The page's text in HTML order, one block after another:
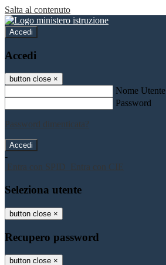
Salta al contenuto
Accedi
Accedi
button close ×
Nome Utente
Password
Password dimenticata?
-
Entra con SPID
Entra con CIE
Seleziona utente
button close ×
Recupero password
button close ×